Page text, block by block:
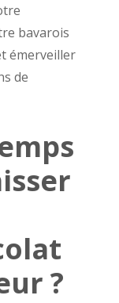
bavarois
émerveiller
de
?